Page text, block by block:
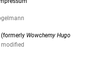
(formerly Wowchemy Hugo